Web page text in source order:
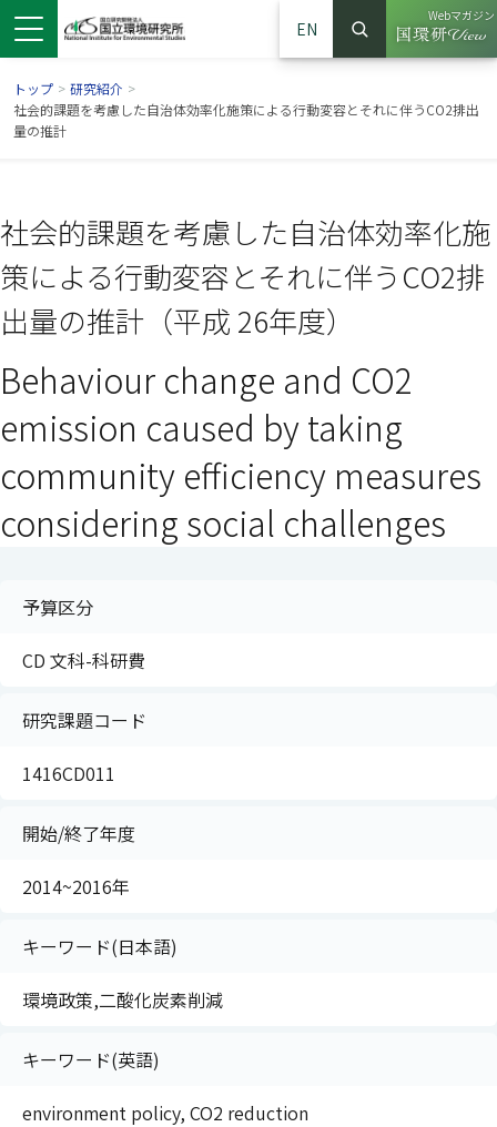
ドウで開きます）
ンドウで開きます）
ウインドウで開きます）
EN
サイト内検索
検索
Webマガジン
（別ウイ
トップ > 研究紹介 >
社会的課題を考慮した自治体効率化施策による行動変容とそれに伴うCO2排出
量の推計
社会的課題を考慮した自治体効率化施
策による行動変容とそれに伴うCO2排
出量の推計（平成 26年度）
Behaviour change and CO2
emission caused by taking
community efficiency measures
considering social challenges
予算区分
CD 文科-科研費
研究課題コード
1416CD011
開始/終了年度
2014~2016年
キーワード(日本語)
環境政策,二酸化炭素削減
キーワード(英語)
environment policy, CO2 reduction